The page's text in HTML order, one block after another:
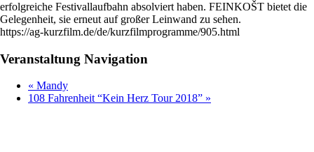
erfolgreiche Festivallaufbahn absolviert haben. FEINKOŠT bietet die
Gelegenheit, sie erneut auf großer Leinwand zu sehen.
https://ag-kurzfilm.de/de/kurzfilmprogramme/905.html
Veranstaltung Navigation
« Mandy
108 Fahrenheit “Kein Herz Tour 2018” »